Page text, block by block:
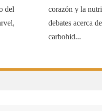
del
corazón y la
debates acerca
carbohid...